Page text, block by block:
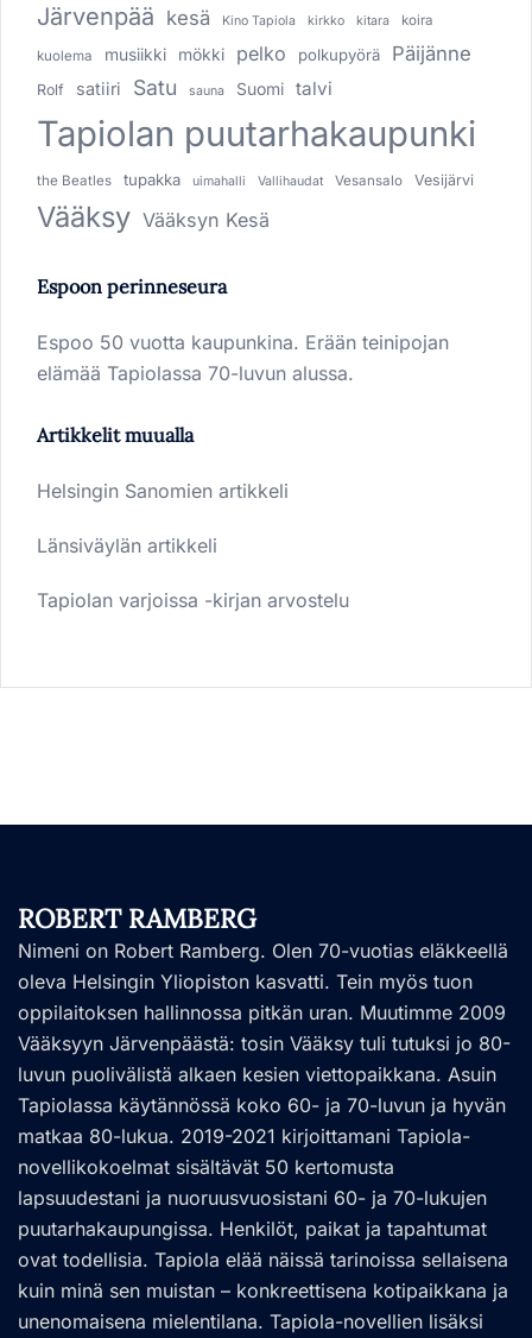
Järvenpää kesä Kino Tapiola kirkko kitara koira
kuolema musiikki mökki pelko polkupyörä Päijänne
Rolf satiiri Satu sauna Suomi talvi
Tapiolan puutarhakaupunki
the Beatles tupakka uimahalli Vallihaudat Vesansalo Vesijärvi
Vääksy Vääksyn Kesä
Espoon perinneseura
Espoo 50 vuotta kaupunkina. Erään teinipojan
elämää Tapiolassa 70-luvun alussa.
Artikkelit muualla
Helsingin Sanomien artikkeli
Länsiväylän artikkeli
Tapiolan varjoissa -kirjan arvostelu
ROBERT RAMBERG
Nimeni on Robert Ramberg. Olen 70-vuotias eläkkeellä
oleva Helsingin Yliopiston kasvatti. Tein myös tuon
oppilaitoksen hallinnossa pitkän uran. Muutimme 2009
Vääksyyn Järvenpäästä: tosin Vääksy tuli tutuksi jo 80-
luvun puolivälistä alkaen kesien viettopaikkana. Asuin
Tapiolassa käytännössä koko 60- ja 70-luvun ja hyvän
matkaa 80-lukua. 2019-2021 kirjoittamani Tapiola-
novellikokoelmat sisältävät 50 kertomusta
lapsuudestani ja nuoruusvuosistani 60- ja 70-lukujen
puutarhakaupungissa. Henkilöt, paikat ja tapahtumat
ovat todellisia. Tapiola elää näissä tarinoissa sellaisena
kuin minä sen muistan – konkreettisena kotipaikkana ja
unenomaisena mielentilana. Tapiola-novellien lisäksi